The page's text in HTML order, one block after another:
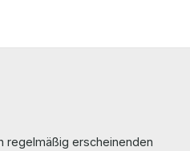
regelmäßig erscheinenden